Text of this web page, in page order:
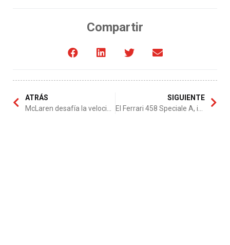
Compartir
ATRÁS
McLaren desafía la velocidad con su modelo 650S GT3
SIGUIENTE
El Ferrari 458 Speciale A, inspirado para la competición